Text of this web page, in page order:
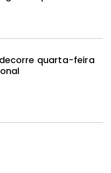
quarta-feira